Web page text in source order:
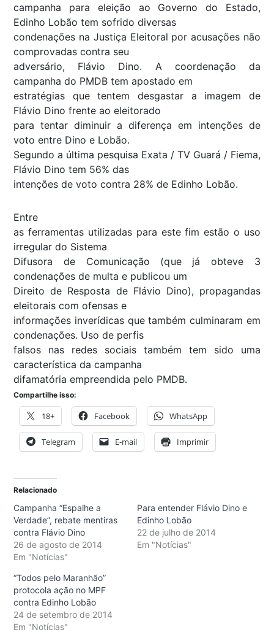
campanha para eleição ao Governo do Estado,
Edinho Lobão tem sofrido diversas
condenações na Justiça Eleitoral por acusações não
comprovadas contra seu
adversário, Flávio Dino. A coordenação da
campanha do PMDB tem apostado em
estratégias que tentem desgastar a imagem de
Flávio Dino frente ao eleitorado
para tentar diminuir a diferença em intenções de
voto entre Dino e Lobão.
Segundo a última pesquisa Exata / TV Guará / Fiema,
Flávio Dino tem 56% das
intenções de voto contra 28% de Edinho Lobão.
Entre
as ferramentas utilizadas para este fim estão o uso
irregular do Sistema
Difusora de Comunicação (que já obteve 3
condenações de multa e publicou um
Direito de Resposta de Flávio Dino), propagandas
eleitorais com ofensas e
informações inverídicas que também culminaram em
condenações. Uso de perfis
falsos nas redes sociais também tem sido uma
característica da campanha
difamatória empreendida pelo PMDB.
Compartilhe isso:
18+ Facebook WhatsApp
Telegram E-mail Imprimir
Relacionado
Campanha “Espalhe a
Verdade”, rebate mentiras
contra Flávio Dino
26 de agosto de 2014
Em "Notícias"
Para entender Flávio Dino e
Edinho Lobão
22 de julho de 2014
Em "Notícias"
“Todos pelo Maranhão”
protocola ação no MPF
contra Edinho Lobão
24 de setembro de 2014
Em "Notícias"